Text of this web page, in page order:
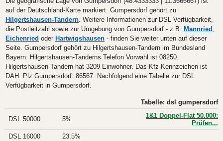
auf der Deutschland-Karte markiert. Gumpersdorf gehört zu
Hilgertshausen-Tandern. Weitere Informationen zur DSL Verfügbarkeit,
die Postleitzahl sowie zur Umgebung von Gumpersdorf - z.B. Mannried ,
Eichenried oder Hartwigshausen - finden Sie weiter unten auf dieser
Seite. Gumpersdorf gehört zu Hilgertshausen-Tandern im Bundesland
Bayern. Hilgertshausen-Tanderns Telefon Vorwahl ist 08250.
Hilgertshausen-Tandern hat 3209 Einwohner. Das Kfz-Kennzeichen ist
DAH. Plz Gumpersdorf: 86567. Nachfolgend eine Tabelle zur DSL
Verfügbarkeit in Gumpersdorf.
Tabelle: dsl gumpersdorf
DSL 50000 5%
1&1 Doppel-Flat 50.000:
Prüfen...
DSL 16000
23,5%